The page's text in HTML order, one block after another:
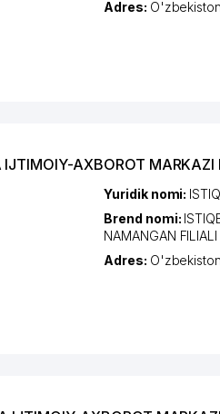
Adres:
IJTIMOIY-AXBOROT
Yuridik nomi:
Brend nomi:
NAMANGAN FILIALI
Adres: